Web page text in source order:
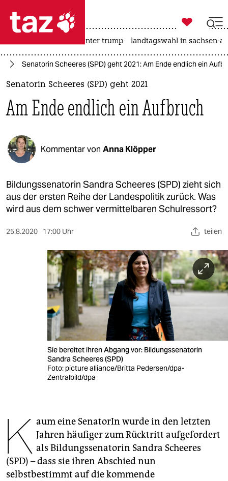
 taz zahl ich
taz zahl ich
politik
öko
gesellschaft
kultur
sport
berlin
wahrheit
veranstaltungen
fragen & hilfe
abo
genossenschaft
epaper login

taz zahl ich
usa unter trump landtagswahl in sachsen-
Senatorin Scheeres (SPD) geht 2021: Am Ende endlich ein
Senatorin Scheeres (SPD) geht 2021
Am Ende endlich ein Aufbruch
Kommentar von Anna Klöpper
Bildungssenatorin Sandra Scheeres (SPD) zieht sich
aus der ersten Reihe der Landespolitik zurück. Was
wird aus dem schwer vermittelbaren Schulressort?
25.8.2020 17:00 Uhr teilen
Sie bereitet ihren Abgang vor: Bildungssenatorin
Sandra Scheeres (SPD)
Foto: picture alliance/Britta Pedersen/dpa-
Zentralbild/dpa
K aum eine SenatorIn wurde in den letzten
Jahren häufiger zum Rücktritt aufgefordert
als Bildungssenatorin Sandra Scheeres
(SPD) – dass sie ihren Abschied nun
selbstbestimmt auf die kommende